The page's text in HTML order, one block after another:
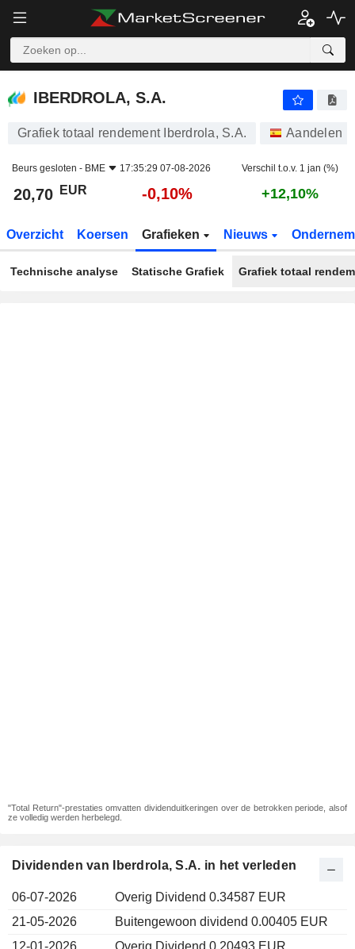
IBERDROLA, S.A.
IBERDROLA, S.A.
Grafiek totaal rendement Iberdrola, S.A. Aandelen
Beurs gesloten - BME 17:35:29 07-08-2026 Verschil t.o.v. 1 jan (%)
20,70 EUR -0,10% +12,10%
Overzicht Koersen Grafieken Nieuws
Technische analyse Statische Grafiek Grafiek totaal
"Total Return"-prestaties omvatten dividenduitkeringen over de betrokken periode, alsof
ze volledig werden herbelegd.
Dividenden van Iberdrola, S.A. in het verleden
06-07-2026
Overig Dividend 0.34587 EUR
21-05-2026
Buitengewoon dividend 0.00405 EUR
12-01-2026
Overig Dividend 0.20493 EUR